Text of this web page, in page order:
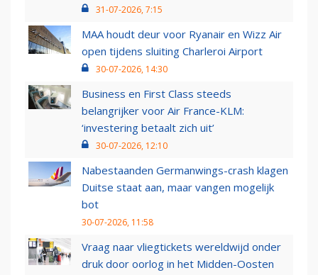
31-07-2026, 7:15
MAA houdt deur voor Ryanair en Wizz Air
open tijdens sluiting Charleroi Airport
30-07-2026, 14:30
Business en First Class steeds
belangrijker voor Air France-KLM:
‘investering betaalt zich uit’
30-07-2026, 12:10
Nabestaanden Germanwings-crash klagen
Duitse staat aan, maar vangen mogelijk
bot
30-07-2026, 11:58
Vraag naar vliegtickets wereldwijd onder
druk door oorlog in het Midden-Oosten